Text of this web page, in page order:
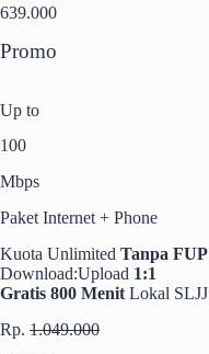
639.000
Promo
Up to
100
Mbps
Paket Internet + Phone
Kuota Unlimited Tanpa FUP
Download:Upload 1:1
Gratis 800 Menit Lokal SLJJ
Rp. 1.049.000